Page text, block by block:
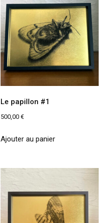
Le papillon #1
500,00€
Ajouter au panier